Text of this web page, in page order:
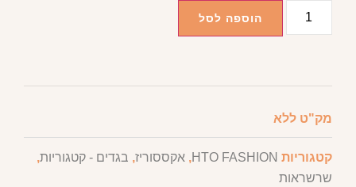
הוספה לסל
מק"ט ללא
קטגוריות HTO FASHION
, אקססוריז, בגדים - קטגוריות,
שרשראות